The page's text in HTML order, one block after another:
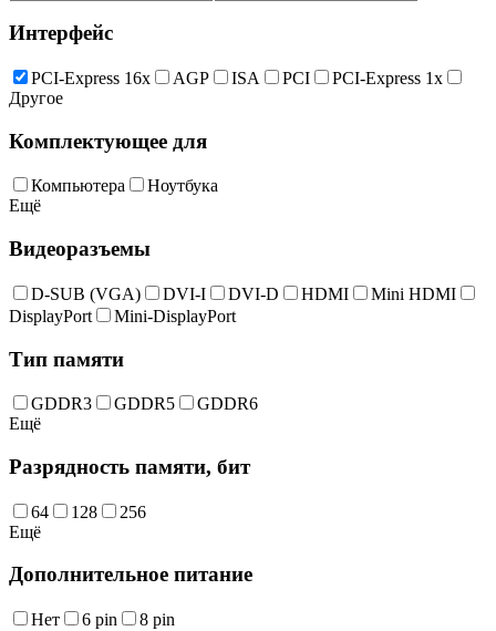
Интерфейс
PCI-Express 16x AGP ISA PCI
PCI-Express 1x
Другое
Комплектующее для
Компьютера
Ноутбука
Ещё
Видеоразъемы
D-SUB (VGA) DVI-I DVI-D HDMI
Mini HDMI
DisplayPort
Mini-DisplayPort
Тип памяти
GDDR3 GDDR5
GDDR6
Ещё
Разрядность памяти, бит
64 128
256
Ещё
Дополнительное питание
Нет 6 pin
8 pin